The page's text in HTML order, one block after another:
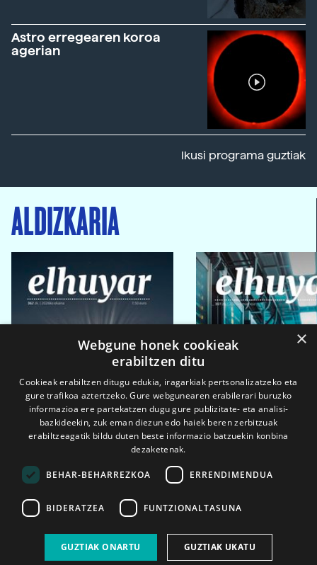
Astro erregearen koroa
agerian
Ikusi programa guztiak
ALDIZKARIA
2026ko eka. 1a 2026ko mar. 1a
×
Webgune honek cookieak
erabiltzen ditu
Cookieak erabiltzen ditugu edukia, iragarkiak pertsonalizatzeko eta
gure trafikoa aztertzeko. Gure webgunearen erabilerari buruzko
informazioa ere partekatzen dugu gure publizitate- eta analisi-
bazkideekin, zuk eman diezun edo haiek beren zerbitzuak
erabiltzeagatik bildu duten beste informazio batzuekin konbina
dezaketenak.
BEHAR-BEHARREZKOA ERRENDIMENDUA
BIDERATZEA FUNTZIONALTASUNA
GUZTIAK ONARTU GUZTIAK UKATU